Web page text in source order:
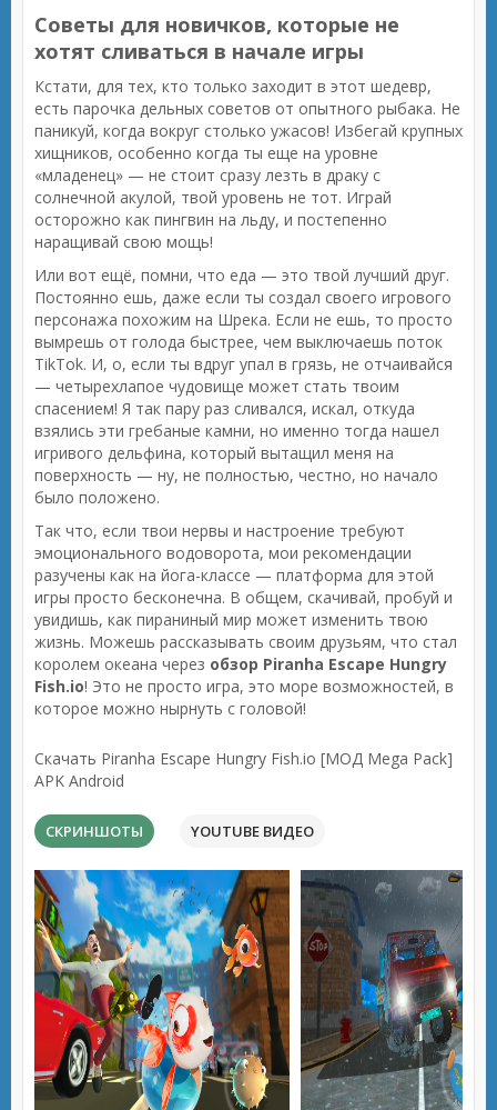
Советы для новичков, которые не
хотят сливаться в начале игры
Кстати, для тех, кто только заходит в этот шедевр,
есть парочка дельных советов от опытного рыбака. Не
паникуй, когда вокруг столько ужасов! Избегай крупных
хищников, особенно когда ты еще на уровне
«младенец» — не стоит сразу лезть в драку с
солнечной акулой, твой уровень не тот. Играй
осторожно как пингвин на льду, и постепенно
наращивай свою мощь!
Или вот ещё, помни, что еда — это твой лучший друг.
Постоянно ешь, даже если ты создал своего игрового
персонажа похожим на Шрека. Если не ешь, то просто
вымрешь от голода быстрее, чем выключаешь поток
TikTok. И, о, если ты вдруг упал в грязь, не отчаивайся
— четырехлапое чудовище может стать твоим
спасением! Я так пару раз сливался, искал, откуда
взялись эти гребаные камни, но именно тогда нашел
игривого дельфина, который вытащил меня на
поверхность — ну, не полностью, честно, но начало
было положено.
Так что, если твои нервы и настроение требуют
эмоционального водоворота, мои рекомендации
разучены как на йога-классе — платформа для этой
игры просто бесконечна. В общем, скачивай, пробуй и
увидишь, как пираниный мир может изменить твою
жизнь. Можешь рассказывать своим друзьям, что стал
королем океана через обзор Piranha Escape Hungry
Fish.io! Это не просто игра, это море возможностей, в
которое можно нырнуть с головой!
Скачать Piranha Escape Hungry Fish.io [МОД Mega Pack]
APK Android
СКРИНШОТЫ YOUTUBE ВИДЕО